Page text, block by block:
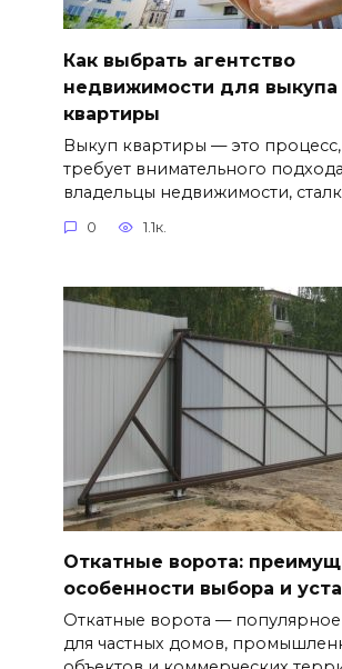
Как выбрать агентство
недвижимости для выкупа
квартиры
Выкуп квартиры — это
требует внимательного
владельцы недвижимости,
0 1.1к.
Откатные ворота:
особенности выбора и
Откатные ворота —
для частных домов,